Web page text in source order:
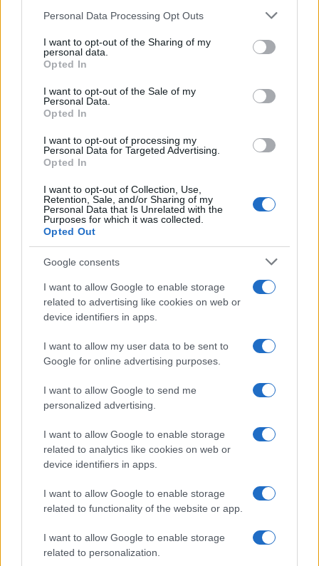
Please note that this website/app uses one or more Google
not limited to your visit or usage behaviour. You may click to
grant or deny consent to Google and its third-party tags to
use your data for below specified purposes in below Google
consent section.
Personal Data Processing Opt Outs
I want to opt-out of the Sharing of my
personal data.
Opted In
I want to opt-out of the Sale of my
Personal Data.
Opted In
I want to opt-out of processing my
Personal Data for Targeted Advertising.
Opted In
I want to opt-out of Collection, Use,
Retention, Sale, and/or Sharing of my
Personal Data that Is Unrelated with the
Purposes for which it was collected.
Opted Out
Google consents
I want to allow Google to enable storage
related to advertising like cookies on web or
device identifiers in apps.
I want to allow my user data to be sent to
Google for online advertising purposes.
I want to allow Google to send me
personalized advertising.
I want to allow Google to enable storage
related to analytics like cookies on web or
device identifiers in apps.
I want to allow Google to enable storage
related to functionality of the website or app.
I want to allow Google to enable storage
related to personalization.
Νέο Audi A2 e-tron με στόχο την κορυφή της
αποδοτικότητας
Εθνική Νεανίδων: Με τη
Βουλγαρία για τις θέσεις 5-
8 του Ευρωμπάσκετ (live
Κλαρκ προκλήθηκε από
συνδυασμό ναρκωτικών
ΕΛΣΤΑΤ: Στο 3,4% υποχώρησε ο πληθωρισμός τον Ιούλιο
Χρηματοδότηση 8 εκατ.
ενημέρωσης- Ξεκίνησε το
πενταετές πρόγραμμα
ενίσχυσης του Τύπου
Metlen: Ρεκόρ EBITDA στο
α' εξάμηνο, στα 550 εκατ.
ευρώ – Καθαρά κέρδη 313